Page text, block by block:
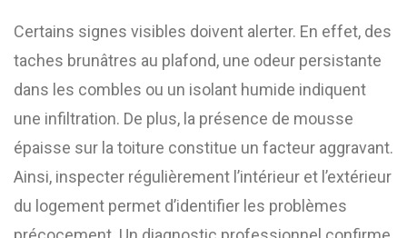
Certains signes visibles doivent alerter. En effet, des
taches brunâtres au plafond, une odeur persistante
dans les combles ou un isolant humide indiquent
une infiltration. De plus, la présence de mousse
épaisse sur la toiture constitue un facteur aggravant.
Ainsi, inspecter régulièrement l’intérieur et l’extérieur
du logement permet d’identifier les problèmes